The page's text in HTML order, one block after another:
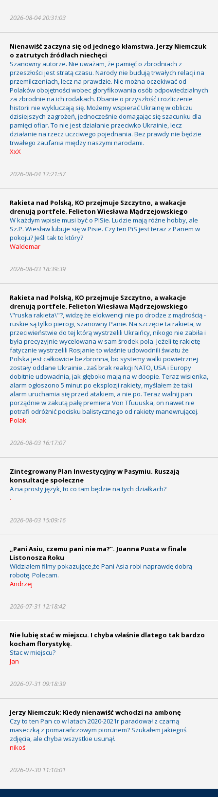
2026-08-04 20:31:03
Nienawiść zaczyna się od jednego kłamstwa. Jerzy Niemczuk
o zatrutych źródłach niechęci
Szanowny autorze. Nie uważam, że pamięć o zbrodniach z
przeszłości jest stratą czasu. Narody nie budują trwałych relacji na
przemilczeniach, lecz na prawdzie. Nie można oczekiwać od
Polaków obojętności wobec gloryfikowania osób odpowiedzialnych
za zbrodnie na ich rodakach. Dbanie o przyszłość i rozliczenie
historii nie wykluczają się. Możemy wspierać Ukrainę w obliczu
dzisiejszych zagrożeń, jednocześnie domagając się szacunku dla
pamięci ofiar. To nie jest działanie przeciwko Ukrainie, lecz
działanie na rzecz uczciwego pojednania. Bez prawdy nie będzie
trwałego zaufania między naszymi narodami.
XxX
2026-08-04 17:21:57
Rakieta nad Polską, KO przejmuje Szczytno, a wakacje
drenują portfele. Felieton Wiesława Mądrzejowskiego
W każdym wpisie musi być o PISie. Ludzie mają różne hobby, ale
Sz.P. Wiesław lubuje się w Pisie. Czy ten PiS jest teraz z Panem w
pokoju? Jeśli tak to który?
Waldemar
2026-08-03 18:39:39
Rakieta nad Polską, KO przejmuje Szczytno, a wakacje
drenują portfele. Felieton Wiesława Mądrzejowskiego
\"ruska rakieta\"?, widzę że elokwencji nie po drodze z mądrością -
ruskie są tylko pierogi, szanowny Panie. Na szczęcie ta rakieta, w
przeciwieństwie do tej którą wystrzelili Ukraińcy, nikogo nie zabiła i
była precyzyjnie wycelowana w sam środek pola. Jeżeli tę rakietę
fatycznie wystrzelili Rosjanie to właśnie udowodnili światu że
Polska jest całkowicie bezbronna, bo systemy walki powietrznej
zostały oddane Ukrainie...zaś brak reakcji NATO, USA i Europy
dobitnie udowadnia, jak głęboko mają na w doopie. Teraz wisienka,
alarm ogłoszono 5 minut po eksplozji rakiety, myślałem że taki
alarm uruchamia się przed atakiem, a nie po. Teraz walnij pan
porządnie w zakutą pałę premiera Von Tfuuuska, on nawet nie
potrafi odróżnić pocisku balistycznego od rakiety manewrującej.
Polak
2026-08-03 16:17:07
Zintegrowany Plan Inwestycyjny w Pasymiu. Ruszają
konsultacje społeczne
A na prosty język, to co tam będzie na tych działkach?
.
2026-08-03 15:09:16
„Pani Asiu, czemu pani nie ma?”. Joanna Pusta w finale
Listonosza Roku
Widziałem filmy pokazujące,że Pani Asia robi naprawdę dobrą
robotę. Polecam.
Andrzej
2026-07-31 12:18:42
Nie lubię stać w miejscu. I chyba właśnie dlatego tak bardzo
kocham florystykę.
Stac w miejscu?
Jan
2026-07-31 09:18:39
Jerzy Niemczuk: Kiedy nienawiść wchodzi na ambonę
Czy to ten Pan co w latach 2020-2021r paradował z czarną
maseczką z pomarańczowym piorunem? Szukałem jakiegoś
zdjęcia, ale chyba wszystkie usunął.
nikoś
2026-07-30 11:10:01